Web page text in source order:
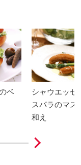
ベ
シャウエッセ
スパラのマス
和え